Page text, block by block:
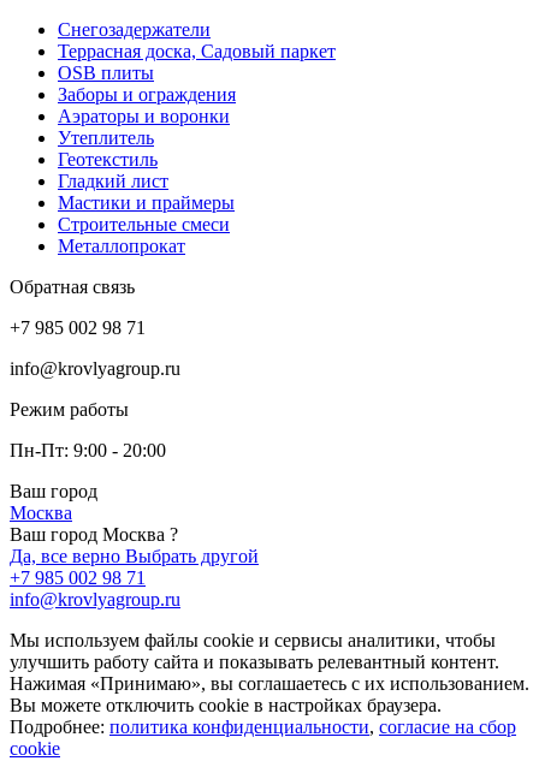
Снегозадержатели
Террасная доска, Садовый паркет
OSB плиты
Заборы и ограждения
Аэраторы и воронки
Утеплитель
Геотекстиль
Гладкий лист
Мастики и праймеры
Строительные смеси
Металлопрокат
Обратная связь
+7 985 002 98 71
info@krovlyagroup.ru
Режим работы
Пн-Пт: 9:00 - 20:00
Ваш город
Москва
Ваш город Москва ?
Да, все верно Выбрать другой
+7 985 002 98 71
info@krovlyagroup.ru
Мы используем файлы cookie и сервисы аналитики, чтобы
улучшить работу сайта и показывать релевантный контент.
Нажимая «Принимаю», вы соглашаетесь с их использованием.
Вы можете отключить cookie в настройках браузера.
Подробнее: политика конфиденциальности, согласие на сбор
cookie